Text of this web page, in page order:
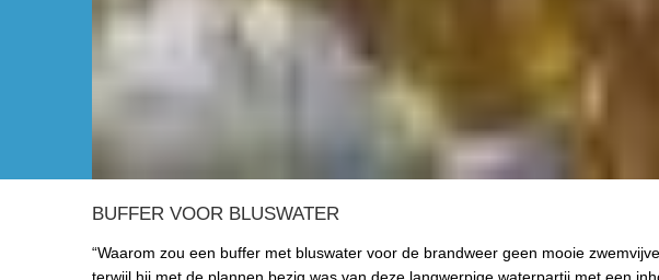
BUFFER VOOR BLUSWATER
“Waarom zou een buffer met bluswater voor de brandweer geen mooie